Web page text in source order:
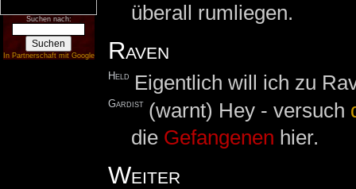
Suchen nach:
In Partnerschaft mit Google
überall rumliegen.
Raven
Held Eigentlich will ich zu
Gardist (warnt) Hey - versuch
die Gefangenen hier.
Weiter